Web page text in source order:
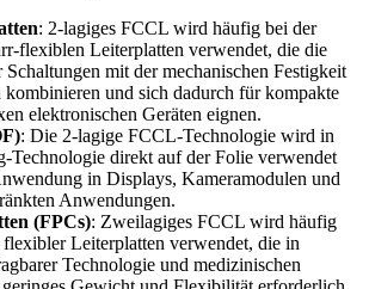
: 2-lagiges FCCL wird häufig bei der
flexiblen Leiterplatten verwendet, die die
mit der mechanischen Festigkeit
kombinieren und sich dadurch für kompakte
elektronischen Geräten eignen.
: Die 2-lagige FCCL-Technologie wird in
Technologie direkt auf der Folie verwendet
in Displays, Kameramodulen und
Anwendungen.
(FPCs): Zweilagiges FCCL wird häufig
Leiterplatten verwendet, die in
Technologie und medizinischen